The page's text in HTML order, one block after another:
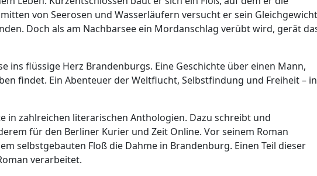
von Seerosen und Wasserläufern versucht er sein Gleichgewicht
Doch als am Nachbarsee ein Mordanschlag verübt wird, gerät
ins flüssige Herz Brandenburgs. Eine Geschichte über einen Mann,
findet. Ein Abenteuer der Weltflucht, Selbstfindung und Freiheit – in
in zahlreichen literarischen Anthologien. Dazu schreibt und
für den Berliner Kurier und Zeit Online. Vor seinem Roman
selbstgebauten Floß die Dahme in Brandenburg. Einen Teil dieser
verarbeitet.